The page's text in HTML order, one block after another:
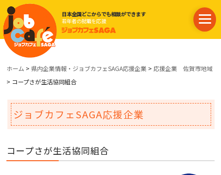
日本全国どこからでも相談ができます
若年者の就職を応援
ホーム > 県内企業情報・ジョブカフェSAGA応援企業 > 応援企業 佐賀市地域
> コープさが生活協同組合
ジョブカフェSAGA応援企業
コープさが生活協同組合